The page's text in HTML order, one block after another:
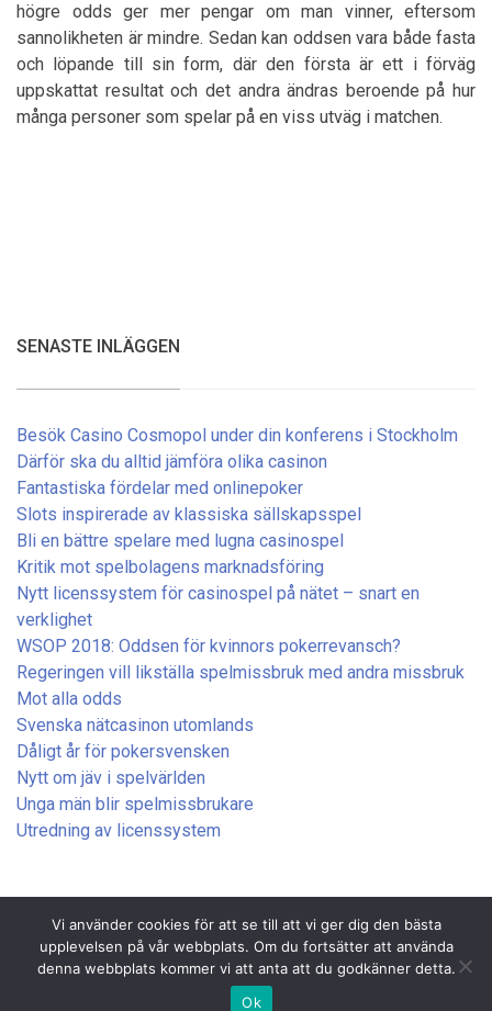
högre odds ger mer pengar om man vinner, eftersom
sannolikheten är mindre. Sedan kan oddsen vara både fasta
och löpande till sin form, där den första är ett i förväg
uppskattat resultat och det andra ändras beroende på hur
många personer som spelar på en viss utväg i matchen.
SENASTE INLÄGGEN
Besök Casino Cosmopol under din konferens i Stockholm
Därför ska du alltid jämföra olika casinon
Fantastiska fördelar med onlinepoker
Slots inspirerade av klassiska sällskapsspel
Bli en bättre spelare med lugna casinospel
Kritik mot spelbolagens marknadsföring
Nytt licenssystem för casinospel på nätet – snart en
verklighet
WSOP 2018: Oddsen för kvinnors pokerrevansch?
Regeringen vill likställa spelmissbruk med andra missbruk
Mot alla odds
Svenska nätcasinon utomlands
Dåligt år för pokersvensken
Nytt om jäv i spelvärlden
Unga män blir spelmissbrukare
Utredning av licenssystem
Copyright © 2017 — Stämpelboden.info@stampelboden.se
Vi använder cookies för att se till att vi ger dig den bästa
upplevelsen på vår webbplats. Om du fortsätter att använda
denna webbplats kommer vi att anta att du godkänner detta.
Ok